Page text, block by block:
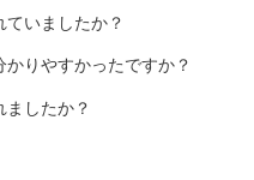
いましたか？
りやすかったですか？
ましたか？